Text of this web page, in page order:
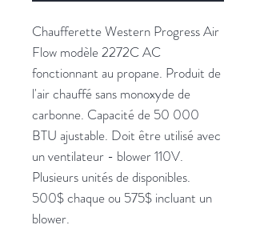
Chaufferette Western Progress Air
Flow modèle 2272C AC
fonctionnant au propane. Produit de
l'air chauffé sans monoxyde de
carbonne. Capacité de 50 000
BTU ajustable. Doit être utilisé avec
un ventilateur - blower 110V.
Plusieurs unités de disponibles.
500$ chaque ou 575$ incluant un
blower.